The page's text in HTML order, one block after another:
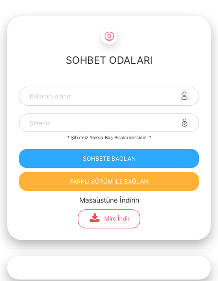
SOHBET ODALARI
* Şifreniz Yoksa Boş Bırakabilirsiniz. *
SOHBETE BAĞLAN
FARKLI SÜRÜM İLE BAĞLAN
Masaüstüne İndirin
Mirc İndir